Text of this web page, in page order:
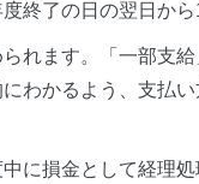
終了の日の翌日か
れます。「一部支
わかるよう、支払
に損金として経理